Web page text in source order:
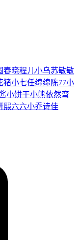
春晓程儿小乌苏敏敏
猪小七任绵绵 陈77小
小饼干小熊依然弯
熙六六小乔诗佳